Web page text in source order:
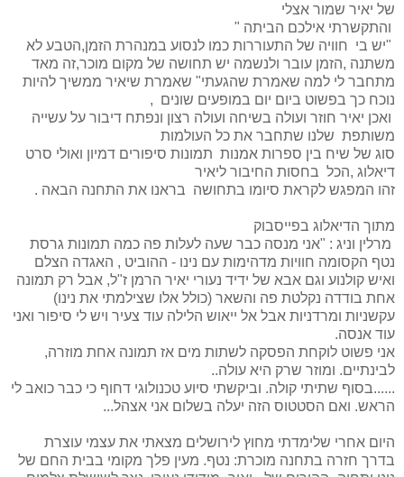
של יאיר שמור אצלי
והתקשרתי אילכם הביתה "
"יש בי חוויה של התעוררות כמו לנסוע במנהרת הזמן,הטבע לא
משתנה ,הזמן עובר ולנשמה יש תחושה של מקום מוכר,זה מאד
מתחבר לי למה שאמרת שהגעתי" שאמרת שיאיר ממשיך להיות
נוכח כך בפשוט ביום יום במופעים שונים ,
ואכן יאיר חוזר ועולה בשיחה ועולה רצון ונפתח דיבור על עשייה
משותפת שלנו שתחבר את כל העולמות
סוג של שיח בין ספרות אמנות תמונות סיפורים דמיון ואולי סרט
דיאלוג ,הכל בחסות החיבור ליאיר
זהו המפגש לקראת סיומו בתחושה בראנו את התחנה הבאה .
מתוך הדיאלוג בפייסבוק
מרלין וניג : "אני מנסה כבר שעה לעלות פה כמה תמונות גרסת
נטף הקסומה חוויות מדהימות עם נינו - ההוביט , האגדה הצלם
ואיש קולנוע וגם אבא של ידיד נעורי יאיר הרמן ז"ל, אבל רק תמונה
אחת בודדה נקלטת פה והשאר (כולל אלו שצילמתי את נינו)
עקשניות ומרדניות אבל אל ייאוש הלילה עוד צעיר ויש לי סיפור ואני
עוד אנסה.
אני פשוט לוקחת הפסקה לשתות מים אז תמונה אחת מוזרה,
לבינתיים. ומוזר שרק היא עולה..
......בסוף שתיתי קולה. וביקשתי סיוע טכנולוגי דחוף כי כבר כואב לי
הראש. ואם הסטטוס הזה יעלה בשלום אני אצהל...
היום אחרי שלימדתי מחוץ לירושלים מצאתי את עצמי עוצרת
בדרך חזרה בתחנה מוכרת: נטף. מעין פלך מקומי בבית החם של